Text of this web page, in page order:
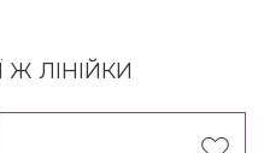
Ж ЛІНІЙКИ